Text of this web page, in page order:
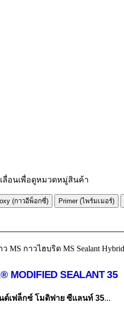
เลื่อนเพื่อดูหมวดหมู่สินค้า
(กาวอีพ็อกซี่) Primer (ไพร์มเมอร์)
MODIFIED SEALANT 35
ด์เฟล็กซ์ โมดิฟาย ซีแลนท์ 35...